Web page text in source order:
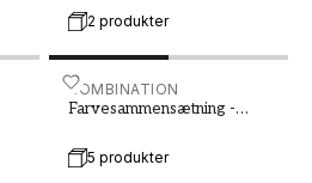
hjælpe dig med at finde
for netop dit projekt!
2 produkter
- Britas Hus - 694-02 - 00292-01
KOMBINATION
Farvesammensætning -
5 produkter
Farvesammensætning -